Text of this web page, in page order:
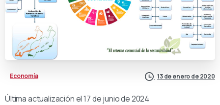
Economía 13 de enero de 2020
Última actualización el 17 de junio de 2024